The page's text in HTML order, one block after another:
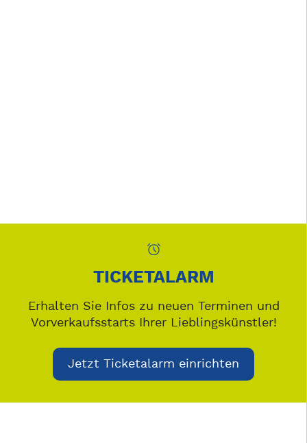
TICKETALARM
Erhalten Sie Infos zu neuen Terminen und
Vorverkaufsstarts Ihrer Lieblingskünstler!
Jetzt Ticketalarm einrichten